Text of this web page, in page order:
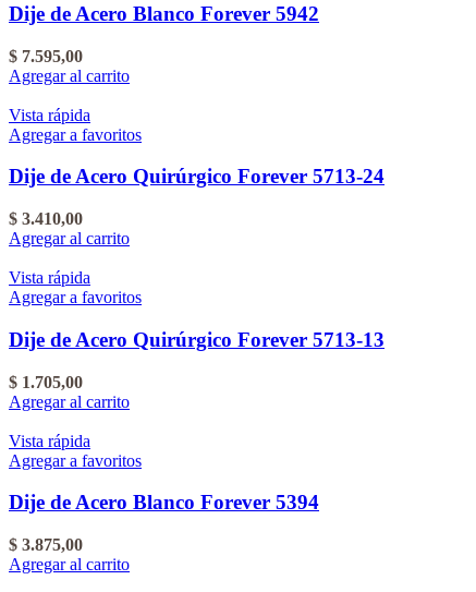
Dije de Acero Blanco Forever 5942
$ 7.595,00
Agregar al carrito
Vista rápida
Agregar a favoritos
Dije de Acero Quirúrgico Forever 5713-24
$ 3.410,00
Agregar al carrito
Vista rápida
Agregar a favoritos
Dije de Acero Quirúrgico Forever 5713-13
$ 1.705,00
Agregar al carrito
Vista rápida
Agregar a favoritos
Dije de Acero Blanco Forever 5394
$ 3.875,00
Agregar al carrito